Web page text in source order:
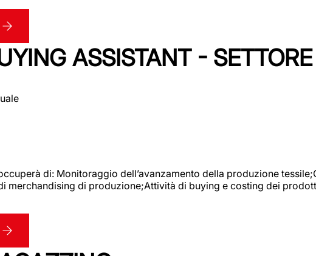
ASSISTANT -
di: Monitoraggio dell’avanzamento della produzione
merchandising di produzione;Attività di buying e costing dei